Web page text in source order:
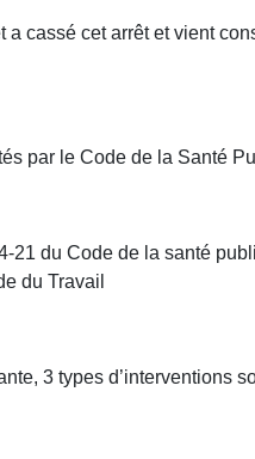
cassé cet arrêt et vient
par le Code de la Santé
21 du Code de la santé
du Travail
3 types d’interventions